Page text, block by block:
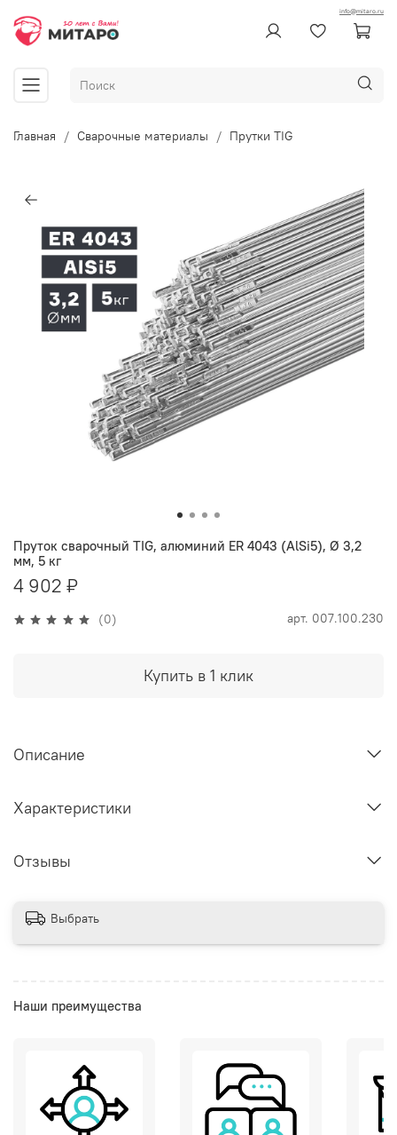
info@mitaro.ru
Главная Сварочные материалы Прутки TIG
(0) арт. 007.100.230
Пруток сварочный TIG, алюминий ER 4043 (AlSi5), Ø 3,2
мм, 5 кг
4 902 ₽
Купить в 1 клик
Описание
Характеристики
Отзывы
Выбрать
Наши преимущества